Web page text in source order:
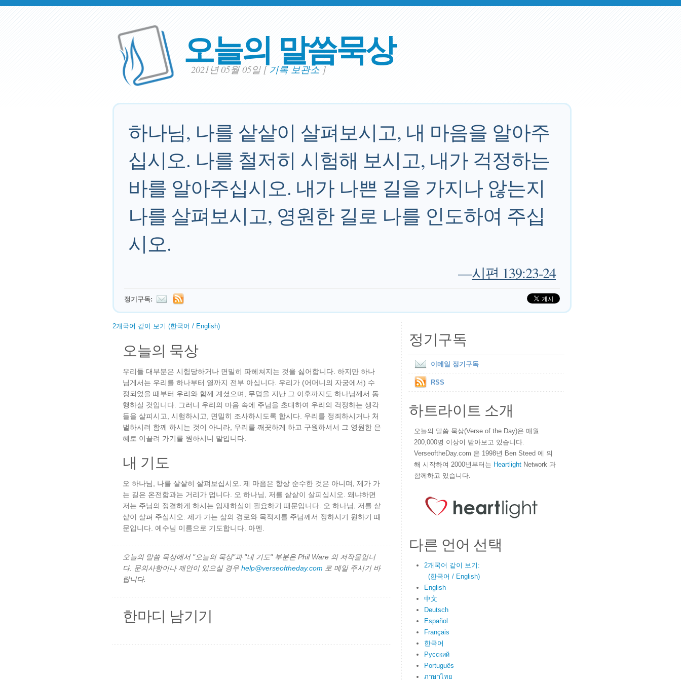
오늘의 말씀묵상
2021년 05월 05일 [기록 보관소]
하나님, 나를 샅샅이 살펴보시고, 내 마음을 알아주
십시오. 나를 철저히 시험해 보시고, 내가 걱정하는
바를 알아주십시오. 내가 나쁜 길을 가지나 않는지
나를 살펴보시고, 영원한 길로 나를 인도하여 주십
시오.
—시편 139:23-24
정기구독:
2개국어 같이 보기 (한국어 / English)
오늘의 묵상
우리들 대부분은 시험당하거나 면밀히 파헤쳐지는 것을 싫어합니다. 하지만 하나
님게서는 우리를 하나부터 열까지 전부 아십니다. 우리가 (어머니의 자궁에서) 수
정되었을 때부터 우리와 함께 계셨으며, 무덤을 지난 그 이후까지도 하나님께서 동
행하실 것입니다. 그러니 우리의 마음 속에 주님을 초대하여 우리의 걱정하는 생각
들을 살피시고, 시험하시고, 면밀히 조사하시도록 합시다. 우리를 정죄하시거나 처
벌하시려 함께 하시는 것이 아니라, 우리를 깨끗하게 하고 구원하셔서 그 영원한 은
혜로 이끌려 가기를 원하시니 말입니다.
내 기도
오 하나님, 나를 샅샅히 살펴보십시오. 제 마음은 항상 순수한 것은 아니며, 제가 가
는 길은 온전함과는 거리가 멉니다. 오 하나님, 저를 샅샅이 살피십시오. 왜냐하면
저는 주님의 정결하게 하시는 임재하심이 필요하기 때문입니다. 오 하나님, 저를 샅
샅이 살펴 주십시오. 제가 가는 삶의 경로와 목적지를 주님께서 정하시기 원하기 때
문입니다. 예수님 이름으로 기도합니다. 아멘.
오늘의 말씀 묵상에서 "오늘의 묵상"과 "내 기도" 부분은 Phil Ware 의 저작물입니
다. 문의사항이나 제안이 있으실 경우 help@verseoftheday.com 로 메일 주시기 바
랍니다.
한마디 남기기
정기구독
이메일 정기구독
RSS
하트라이트 소개
오늘의 말씀 묵상(Verse of the Day)은 매월
200,000명 이상이 받아보고 있습니다.
VerseoftheDay.com 은 1998년 Ben Steed 에 의
해 시작하여 2000년부터는 Heartlight Network 과
함께하고 있습니다.
다른 언어 선택
2개국어 같이 보기:
(한국어 / English)
English
中文
Deutsch
Español
Français
한국어
Русский
Português
ภาษาไทย